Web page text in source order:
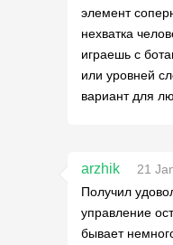
элемент
нехватка
играешь с
или уровней
вариант для
arzhik
21
Получил
управление
бывает